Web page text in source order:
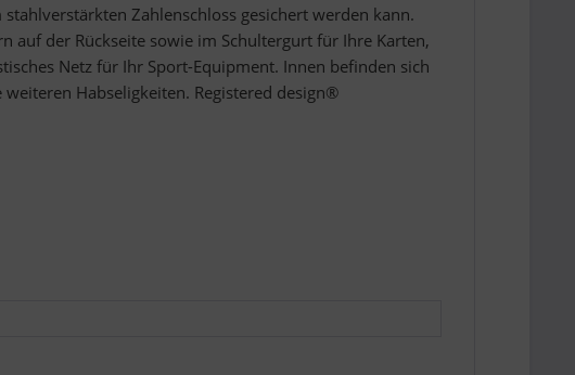
Zahlenschloss gesichert werden kann.
auf der Rückseite sowie im Schultergurt für Ihre Karten,
Netz für Ihr Sport-Equipment. Innen befinden sich
Habseligkeiten. Registered design®